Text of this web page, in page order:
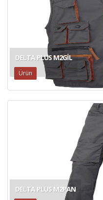
DELTA PLUS M2GİL
Ürün
DELTA PLUS M2PAN